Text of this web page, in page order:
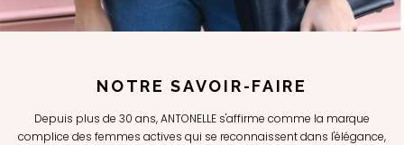
NOTRE SAVOIR-FAIRE
Depuis plus de 30 ans, ANTONELLE s'affirme comme la marque
complice des femmes actives qui se reconnaissent dans l'élégance,